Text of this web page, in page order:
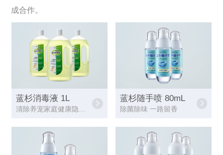
成合作。
蓝杉消毒液 1L
清除养宠家庭健康隐患，帮助去除污渍
蓝杉随手喷 80mL
除菌除味 一路留香